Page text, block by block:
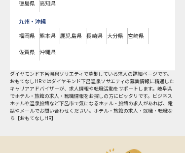
徳島県 高知県
九州・沖縄
福岡県 熊本県 鹿児島県 長崎県 大分県 宮崎県
佐賀県 沖縄県
ダイヤモンド下呂温泉ソサエティで募集している求人の詳細ページです。
おもてなしHRではダイヤモンド下呂温泉ソサエティの募集情報に精通した
キャリアアドバイザーが、求人情報や転職活動をサポートします。岐阜県
でホテル・旅館の求人・転職情報をお探しの方にピッタリです。ビジネス
ホテルや温泉旅館など下呂市で気になるホテル・旅館の求人があれば、電
話やメールでお問い合わせください。ホテル・旅館の求人・就職・転職な
ら【おもてなしHR】